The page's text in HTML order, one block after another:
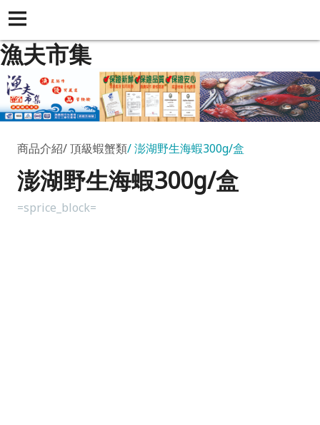
漁夫市集
商品介紹 頂級蝦蟹類 澎湖野生海蝦300g/盒
澎湖野生海蝦300g/盒
=sprice_block=